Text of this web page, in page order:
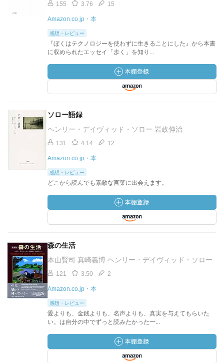
155 3.76 15
Amazon.co.jp・本
感想・レビュー
『ぼくはテクノロジーを使わずに生きることにした』から本書
に収められたエッセイ「歩く」を知り...
ソロー語録
ヘンリー・デイヴィッド・ソロー 岩政伸治
131 4.14 12
Amazon.co.jp・本
感想・レビュー
どこから読んでも素敵な言葉に出会えます。
森の生活
本山賢司 真崎義博 ヘンリー・デイヴィッド・ソロー
121 3.50 2
Amazon.co.jp・本
感想・レビュー
愛よりも、金銭よりも、名声よりも、真実を与えてもらいた
い。は自分の中でずっと読みたかった一...